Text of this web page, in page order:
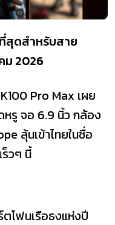
สุดสำหรับสาย
ม 2026
Pro Max เผย
หรู จอ 6.9 นิ้ว กล้อง
ลุ้นเข้าไทยในชื่อ
ร็วๆ นี้
โฟนเรือธงแห่งปี